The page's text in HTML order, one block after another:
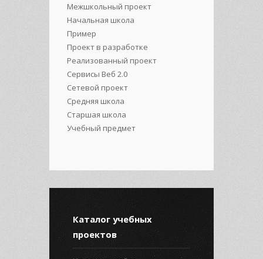
Межшкольный проект
Начальная школа
Пример
Проект в разработке
Реализованный проект
Сервисы Веб 2.0
Сетевой проект
Средняя школа
Старшая школа
Учебный предмет
Каталог учебных
проектов